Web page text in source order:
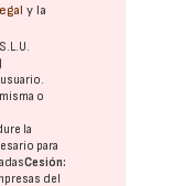
y la
o
la
para
Cesión:
del